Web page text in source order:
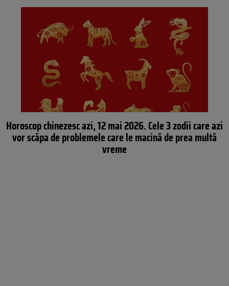
Horoscop chinezesc azi, 12 mai 2026. Cele 3 zodii care azi
vor scăpa de problemele care le macină de prea multă
vreme